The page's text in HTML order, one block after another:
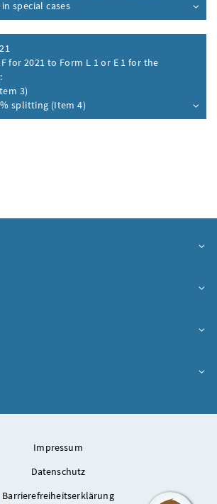
special cases
for 2021 to Form L 1 or E 1 for the
3)
splitting (Item 4)
Impressum
Datenschutz
Barrierefreiheitserklärung